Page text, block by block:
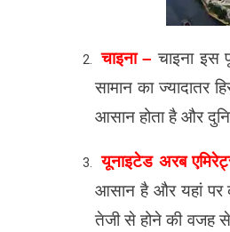
चाइना – चाइना इस
सामान का ज्यादातर
आसान होता है और
यूनाइटेड अरब
आसान है और यहां पर
तेजी से होने की वजह